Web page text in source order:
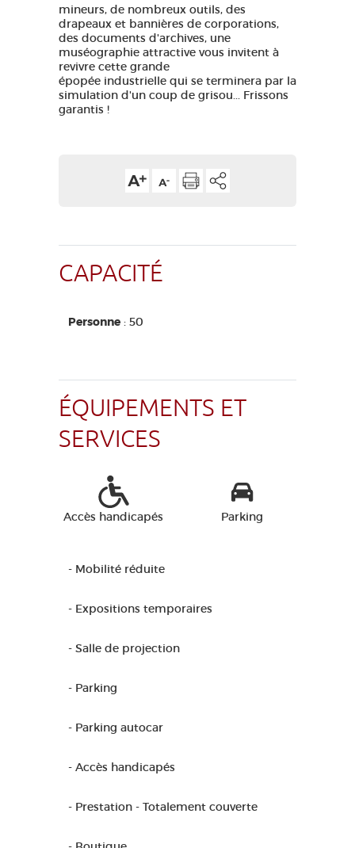
mineurs, de nombreux outils, des
drapeaux et bannières de corporations,
des documents d'archives, une
muséographie attractive vous invitent à
revivre cette grande
épopée industrielle qui se terminera par la
simulation d'un coup de grisou... Frissons
garantis !
CAPACITÉ
Personne : 50
ÉQUIPEMENTS ET
SERVICES
Accès handicapés Parking
- Mobilité réduite
- Expositions temporaires
- Salle de projection
- Parking
- Parking autocar
- Accès handicapés
- Prestation - Totalement couverte